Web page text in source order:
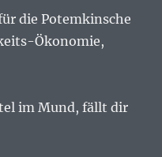
die Potemkinsche
Ökonomie,
im Mund, fällt dir